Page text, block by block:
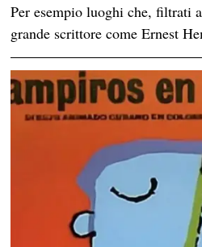
Per esempio luoghi che, filtrati
grande scrittore come Ernest